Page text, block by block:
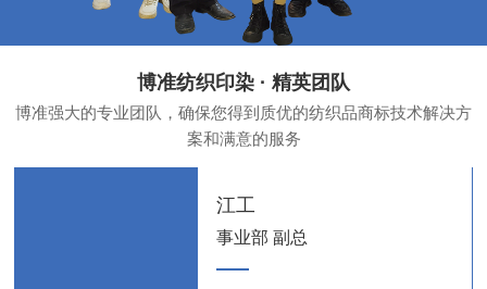
博准纺织印染 · 精英团队
博准强大的专业团队，确保您得到质优的纺织品商标技术解决方
案和满意的服务
江工
事业部 副总